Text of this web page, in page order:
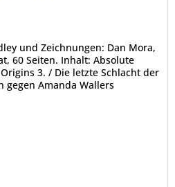
und Zeichnungen: Dan Mora,
60 Seiten. Inhalt: Absolute
3. / Die letzte Schlacht der
gegen Amanda Wallers